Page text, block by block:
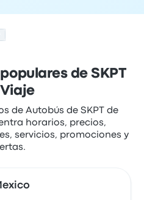
de SKPT
de Autobús de SKPT de
horarios, precios,
servicios, promociones y